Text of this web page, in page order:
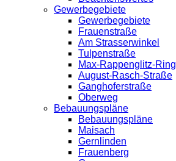
Gewerbegebiete
Gewerbegebiete
Frauenstraße
Am Strasserwinkel
Tulpenstraße
Max-Rappenglitz-Ring
August-Rasch-Straße
Ganghoferstraße
Oberweg
Bebauungspläne
Bebauungspläne
Maisach
Gernlinden
Frauenberg